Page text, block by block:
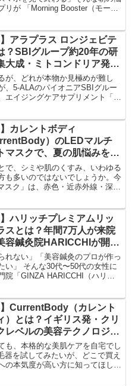
リが 「Morning Booster（モーニ
】アラプラス ロンジェビテ
？SBIグループ約20年の研
大成・ミトコンドリア発想
ジングケアサプリを徹底解
が、どれが本物か見極めが難し
、5-ALAのパイオニアSBIグルー
エイジングケアサプリメント「ア
】カレントボディ
）のLEDマルチ
マスクで、夏の肌悩みを集
！
で、シミや肌のくすみ、いわゆる
も多いのではないでしょうか。今
ク」は、赤色・近赤外線・深部
】ハリッチプレミアムリッ
スとは？年間7万人が来院
容鍼灸院HARICCHIが開発
ールインワン美容液を徹底
れない」「美容鍼灸のプロが作っ
い」 そんな30代〜50代の女性に
「GINZA HARICCHI（ハリッ
】CurrentBody（カレント
）とは？イギリス発・クリ
レベルの美容テクノロジー
で体験できる美容機器ブラ
徹底解説！
も、本格的な美肌ケアを自宅でし
を試してみたいが、どこで買え
の本気度が高い方に知ってほしい